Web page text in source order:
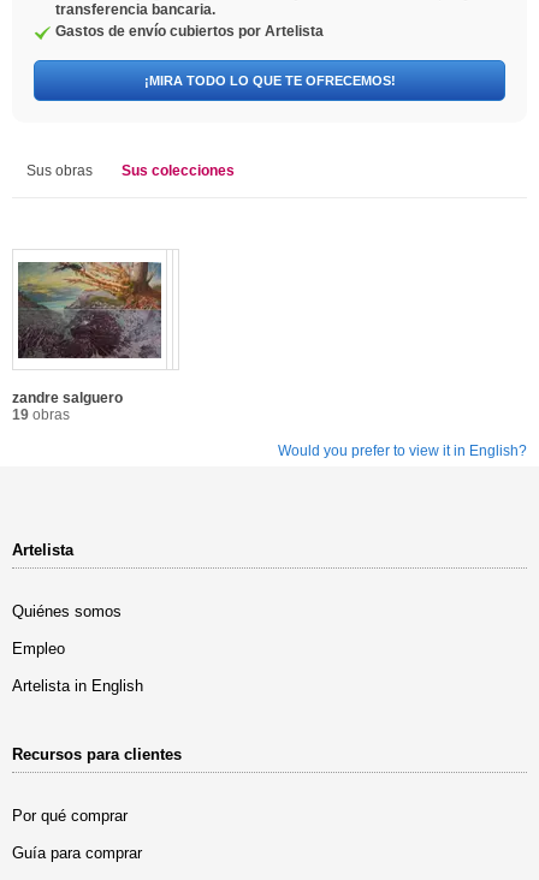
transferencia bancaria.
Gastos de envío cubiertos por Artelista
¡MIRA TODO LO QUE TE OFRECEMOS!
Sus obras Sus colecciones
zandre salguero
19 obras
Would you prefer to view it in English?
Artelista
Quiénes somos
Empleo
Artelista in English
Recursos para clientes
Por qué comprar
Guía para comprar